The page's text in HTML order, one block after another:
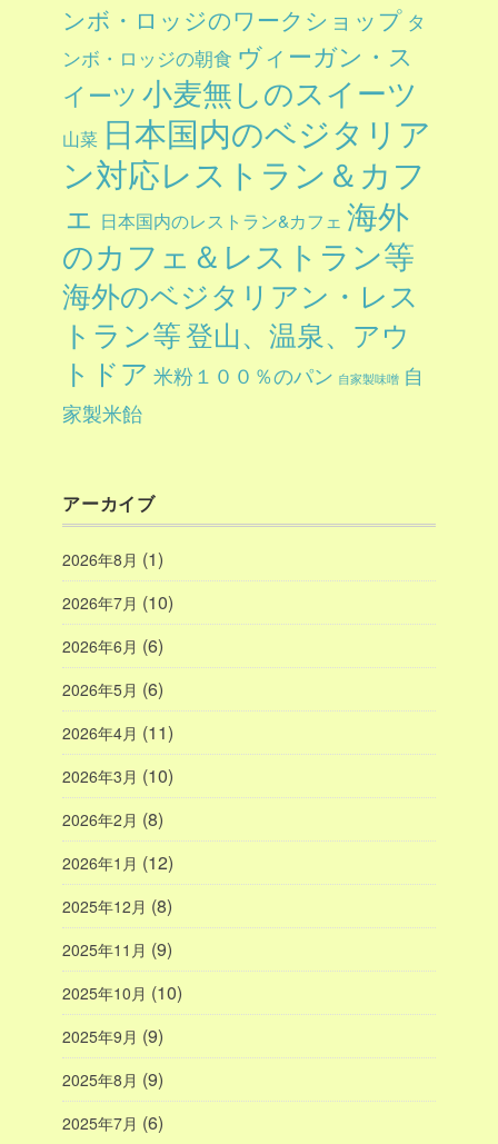
ンボ・ロッジのワークショップ タ
ンボ・ロッジの朝食 ヴィーガン・ス
イーツ 小麦無しのスイーツ
山菜 日本国内のベジタリア
ン対応レストラン＆カフ
ェ 日本国内のレストラン&カフェ 海外
のカフェ＆レストラン等
海外のベジタリアン・レス
トラン等登山、温泉、アウ
トドア 米粉１００％のパン 自家製味噌 自
家製米飴
アーカイブ
2026年8月 (1)
2026年7月 (10)
2026年6月 (6)
2026年5月 (6)
2026年4月 (11)
2026年3月 (10)
2026年2月 (8)
2026年1月 (12)
2025年12月 (8)
2025年11月 (9)
2025年10月 (10)
2025年9月 (9)
2025年8月 (9)
2025年7月 (6)